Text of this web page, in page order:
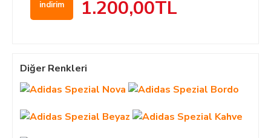
indirim
1.200,00TL
Diğer Renkleri